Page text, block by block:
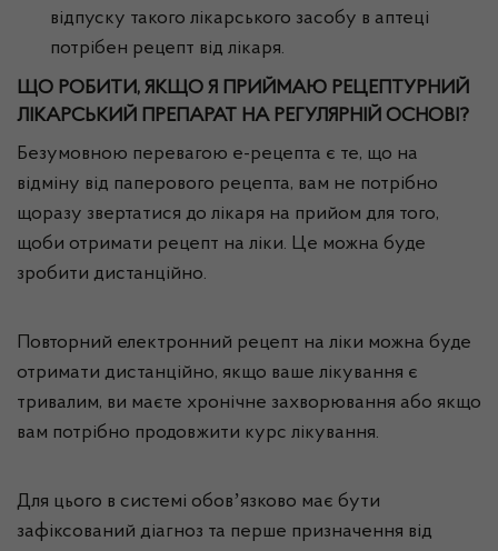
відпуску такого лікарського засобу в аптеці
потрібен рецепт від лікаря.
ЩО РОБИТИ, ЯКЩО Я ПРИЙМАЮ РЕЦЕПТУРНИЙ
ЛІКАРСЬКИЙ ПРЕПАРАТ НА РЕГУЛЯРНІЙ ОСНОВІ?
Безумовною перевагою е-рецепта є те, що на
відміну від паперового рецепта, вам не потрібно
щоразу звертатися до лікаря на прийом для того,
щоби отримати рецепт на ліки. Це можна буде
зробити дистанційно.
Повторний електронний рецепт на ліки можна буде
отримати дистанційно, якщо ваше лікування є
тривалим, ви маєте хронічне захворювання або якщо
вам потрібно продовжити курс лікування.
Для цього в системі обовʼязково має бути
зафіксований діагноз та перше призначення від